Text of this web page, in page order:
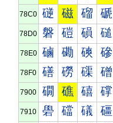
78C0 磀 磁 磂 磃
78D0 磐 磑 磒 磓
78E0 磠 磡 磢 磣
78F0 磰 磱 磲 磳
7900 礀 礁 礂 礃
7910 礐 礑 礒 礓